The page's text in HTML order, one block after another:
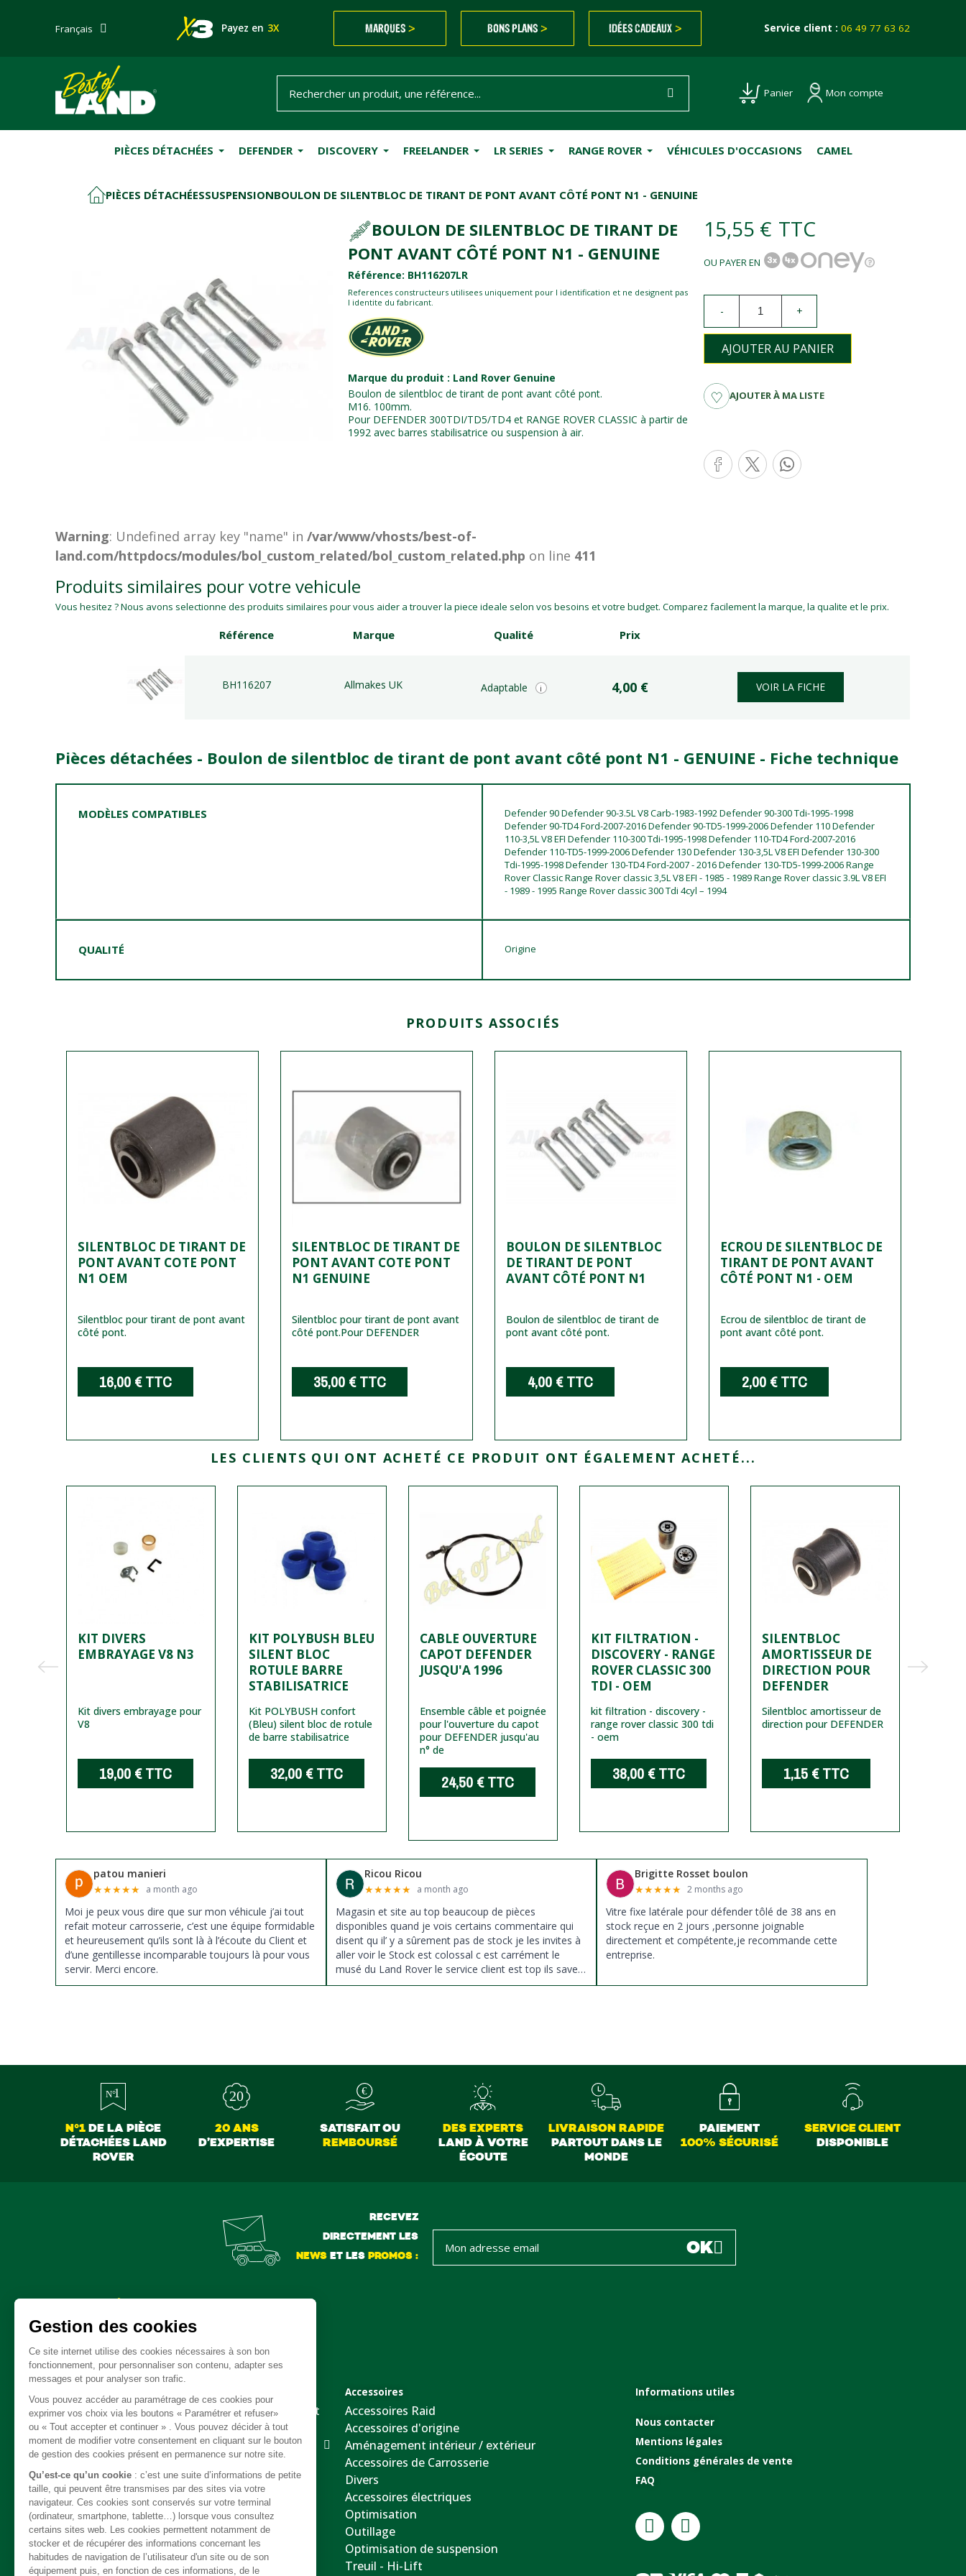
Français Payez en 3X MARQUES > BONS PLANS > IDÉES CADEAUX > Service client :06 49 77 63 62
Panier Mon compte
PIÈCES DÉTACHÉES DEFENDER DISCOVERY FREELANDER LR SERIES RANGE ROVER VÉHICULES D'OCCASIONS CAMEL
PIÈCES DÉTACHÉESSUSPENSIONBOULON DE SILENTBLOC DE TIRANT DE PONT AVANT CÔTÉ PONT N1 - GENUINE
BOULON DE SILENTBLOC DE TIRANT DE
PONT AVANT CÔTÉ PONT N1 - GENUINE
Référence: BH116207LR
References constructeurs utilisees uniquement pour l identification et ne designent pas
l identite du fabricant.
Marque du produit : Land Rover Genuine
Boulon de silentbloc de tirant de pont avant côté pont.
M16. 100mm.
Pour DEFENDER 300TDI/TD5/TD4 et RANGE ROVER CLASSIC à partir de
1992 avec barres stabilisatrice ou suspension à air.
15,55 € TTC
OU PAYER EN
- +
AJOUTER AU PANIER
AJOUTER À MA LISTE
Warning: Undefined array key "name" in/var/www/vhosts/best-of-
land.com/httpdocs/modules/bol_custom_related/bol_custom_related.php on line 411
Produits similaires pour votre vehicule
Vous hesitez ? Nous avons selectionne des produits similaires pour vous aider a trouver la piece ideale selon vos besoins et votre budget. Comparez facilement la marque, la qualite et le prix.
Référence Marque Qualité Prix
BH116207 Allmakes UK Adaptable i 4,00 € VOIR LA FICHE
Pièces détachées - Boulon de silentbloc de tirant de pont avant côté pont N1 - GENUINE - Fiche technique
MODÈLES COMPATIBLES
Defender 90 Defender 90-3.5L V8 Carb-1983-1992 Defender 90-300 Tdi-1995-1998
Defender 90-TD4 Ford-2007-2016 Defender 90-TD5-1999-2006 Defender 110 Defender
110-3,5L V8 EFI Defender 110-300 Tdi-1995-1998 Defender 110-TD4 Ford-2007-2016
Defender 110-TD5-1999-2006 Defender 130 Defender 130-3,5L V8 EFI Defender 130-300
Tdi-1995-1998 Defender 130-TD4 Ford-2007 - 2016 Defender 130-TD5-1999-2006 Range
Rover Classic Range Rover classic 3,5L V8 EFI - 1985 - 1989 Range Rover classic 3.9L V8 EFI
- 1989 - 1995 Range Rover classic 300 Tdi 4cyl – 1994
QUALITÉ Origine
PRODUITS ASSOCIÉS
SILENTBLOC DE TIRANT DE
PONT AVANT COTE PONT
N1 OEM
Silentbloc pour tirant de pont avant
côté pont.
16,00 €TTC
SILENTBLOC DE TIRANT DE
PONT AVANT COTE PONT
N1 GENUINE
Silentbloc pour tirant de pont avant
côté pont.Pour DEFENDER
35,00 €TTC
BOULON DE SILENTBLOC
DE TIRANT DE PONT
AVANT CÔTÉ PONT N1
Boulon de silentbloc de tirant de
pont avant côté pont.
4,00 €TTC
ECROU DE SILENTBLOC DE
TIRANT DE PONT AVANT
CÔTÉ PONT N1 - OEM
Ecrou de silentbloc de tirant de
pont avant côté pont.
2,00 €TTC
LES CLIENTS QUI ONT ACHETÉ CE PRODUIT ONT ÉGALEMENT ACHETÉ...
KIT DIVERS
EMBRAYAGE V8 N3
Kit divers embrayage pour
V8
19,00 €TTC
KIT POLYBUSH BLEU
SILENT BLOC
ROTULE BARRE
STABILISATRICE
Kit POLYBUSH confort
(Bleu) silent bloc de rotule
de barre stabilisatrice
32,00 €TTC
CABLE OUVERTURE
CAPOT DEFENDER
JUSQU'A 1996
Ensemble câble et poignée
pour l'ouverture du capot
pour DEFENDER jusqu'au
n° de
24,50 €TTC
KIT FILTRATION -
DISCOVERY - RANGE
ROVER CLASSIC 300
TDI - OEM
kit filtration - discovery -
range rover classic 300 tdi
- oem
38,00 €TTC
SILENTBLOC
AMORTISSEUR DE
DIRECTION POUR
DEFENDER
Silentbloc amortisseur de
direction pour DEFENDER
1,15 €TTC
patou manieri
★★★★★ a month ago
Moi je peux vous dire que sur mon véhicule j’ai tout
refait moteur carrosserie, c’est une équipe formidable
et heureusement qu’ils sont là à l’écoute du Client et
d’une gentillesse incomparable toujours là pour vous
servir. Merci encore.
Ricou Ricou
★★★★★ a month ago
Magasin et site au top beaucoup de pièces
disponibles quand je vois certains commentaire qui
disent qu il’ y a sûrement pas de stock je les invites à
aller voir le Stock est colossal c est carrément le
musé du Land Rover le service client est top ils savent
donné des conseils et ne pousse pas à la vente ils
Brigitte Rosset boulon
★★★★★ 2 months ago
Vitre fixe latérale pour défender tôlé de 38 ans en
stock reçue en 2 jours ,personne joignable
directement et compétente,je recommande cette
entreprise.
N°1DE LA PIÈCE
DÉTACHÉES LAND
ROVER
20 ANS
D’EXPERTISE
SATISFAIT OU
REMBOURSÉ
DES EXPERTS
LAND À VOTRE
ÉCOUTE
LIVRAISON RAPIDE
PARTOUT DANS LE
MONDE
PAIEMENT
100% SÉCURISÉ
SERVICE CLIENT
DISPONIBLE
RECEVEZ
DIRECTEMENT LES
NEWSET LES PROMOS : OK
Embrayage - Boite de vitesse / boite de transfert
Câble
Carrosserie / Chassis
Direction
Echappement
Electricité
Freinage
Intérieur
Moteur
Refroidissement / chauffage / clim
Accessoires
Accessoires Raid
Accessoires d'origine
Aménagement intérieur / extérieur
Accessoires de Carrosserie
Divers
Accessoires électriques
Optimisation
Outillage
Optimisation de suspension
Treuil - Hi-Lift
Informations utiles
Nous contacter
Mentions légales
Conditions générales de vente
FAQ